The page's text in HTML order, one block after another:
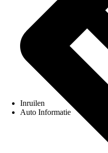
Inruilen
Auto Informatie